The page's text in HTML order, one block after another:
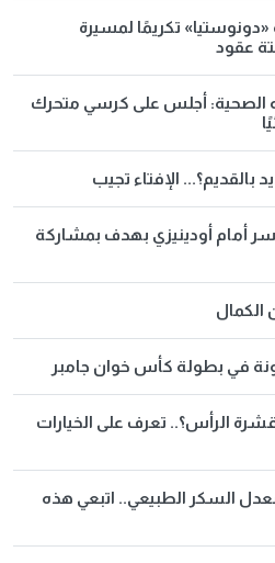
«دونوستيا» تكريمًا لمسيرة
عقود
الصحية: أجلس على كرسي متحرك
بالقديم؟... الإفتاء تجيب
أمام أودينيزي بهدف بمشاركة
الكمال
في بطولة كأس خوان جامبر
الرأس؟.. تعرف على الخيارات
السكر الطبيعي.. اتبعي هذه